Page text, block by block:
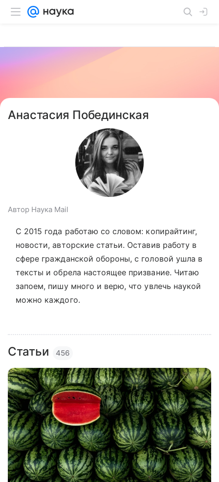
Анастасия Побединская
Автор Наука Mail
С 2015 года работаю со словом: копирайтинг,
новости, авторские статьи. Оставив работу в
сфере гражданской обороны, с головой ушла в
тексты и обрела настоящее призвание. Читаю
запоем, пишу много и верю, что увлечь наукой
можно каждого.
Статьи 456